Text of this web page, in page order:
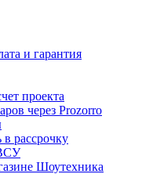
и гарантия
проекта
через Prozorro
рассрочку
Шоутехника